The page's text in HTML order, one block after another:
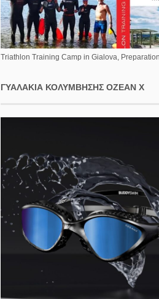
Triathlon Training Camp in Gialova,
ΓΥΑΛΆΚΙΑ ΚΟΛΎΜΒΗΣΗΣ OZEAN X